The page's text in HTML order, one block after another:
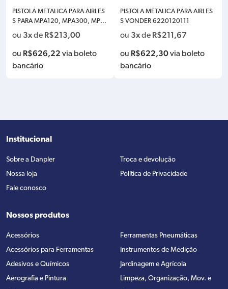
PISTOLA METALICA PARA AIRLES
S PARA MPA120, MPA300, MPA
350B E MPA 540B (BICO 517) V
ONDER 6220120111
ou 3xde R$213,00
ou R$626,22 via boleto
bancário
PISTOLA METALICA PARA AIRLES
S VONDER 6220120111
ou 3xde R$211,67
ou R$622,30via boleto
bancário
Institucional
Sobre a Danpler
Nossa loja
Fale conosco
Troca e devolução
Política de Privacidade
Nossos produtos
Acessórios
Acessórios para Ferramentas
Adesivos e Químicos
Aerografia e Pintura
Ferramentas Pneumáticas
Instrumentos de Medição
Jardinagem e Agrícola
Limpeza, Organização, Mov. e